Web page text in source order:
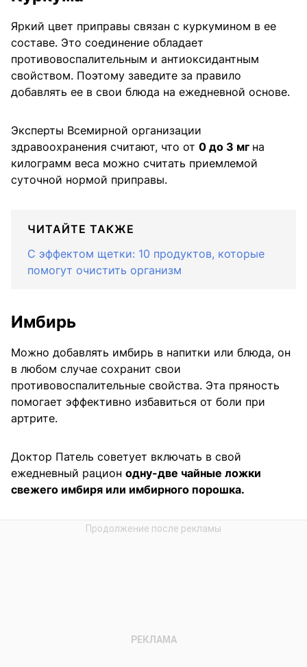
Яркий цвет приправы связан с куркумином в ее
составе. Это соединение обладает
противовоспалительным и антиоксидантным
свойством. Поэтому заведите за правило
добавлять ее в свои блюда на ежедневной основе.
Эксперты Всемирной организации
здравоохранения считают, что от 0 до 3 мг на
килограмм веса можно считать приемлемой
суточной нормой приправы.
ЧИТАЙТЕ ТАКЖЕ
С эффектом щетки: 10 продуктов, которые
помогут очистить организм
Имбирь
Можно добавлять имбирь в напитки или блюда, он
в любом случае сохранит свои
противовоспалительные свойства. Эта пряность
помогает эффективно избавиться от боли при
артрите.
Доктор Патель советует включать в свой
ежедневный рацион одну-две чайные ложки
свежего имбиря или имбирного порошка.